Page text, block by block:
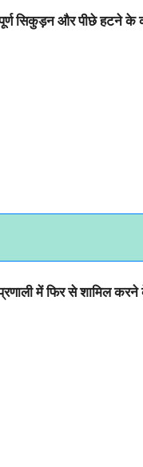
सिकुड़न और पीछे हटने के
में फिर से शामिल